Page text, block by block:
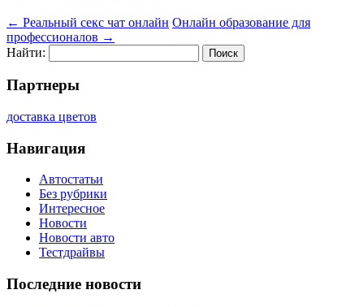
← Реальный секс чат онлайн Онлайн образование для
профессионалов →
Найти:
Партнеры
доставка цветов
Навигация
Автостатьи
Без рубрики
Интересное
Новости
Новости авто
Тестдрайвы
Последние новости